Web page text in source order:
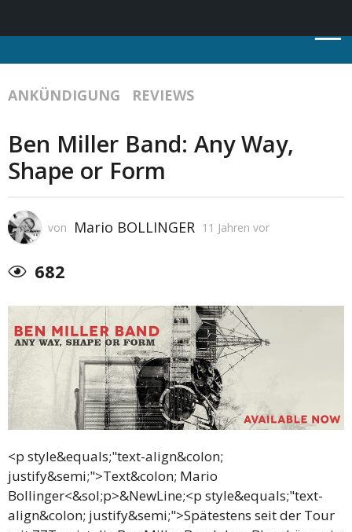
ANKÜNDIGUNG REVIEWS
Ben Miller Band: Any Way,
Shape or Form
von Mario BOLLINGER 11 Jahren vor
682
<p style&equals;"text-align&colon;
justify&semi;">Text&colon; Mario
Bollinger<&sol;p>&NewLine;<p style&equals;"text-
align&colon; justify&semi;">Spätestens seit der Tour